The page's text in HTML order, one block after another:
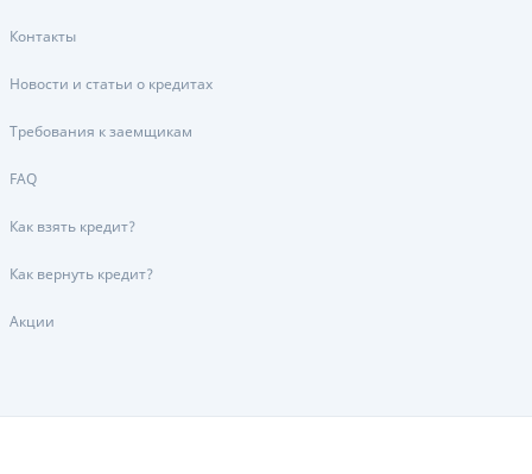
Контакты
Новости и статьи о кредитах
Требования к заемщикам
FAQ
Как взять кредит?
Как вернуть кредит?
Акции